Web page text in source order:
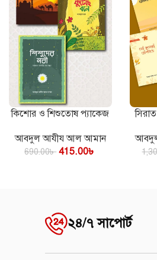
কার্টে যোগ করুন
কিশোর ও শিশুতোষ প্যাকেজ
আবদুল আযীয আল আমান
690.00৳ 415.00৳
কার্টে
২৪/৭ সাপোর্ট